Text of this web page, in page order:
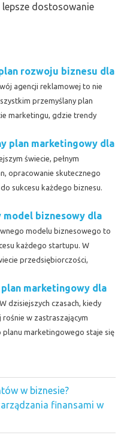
dostosowanie
rozwoju biznesu dla
agencji reklamowej to nie
przemyślany plan
marketingu, gdzie trendy
plan marketingowy dla
świecie, pełnym
opracowanie skutecznego
sukcesu każdego biznesu.
biznesowy dla
modelu biznesowego to
każdego startupu. W
przedsiębiorczości,
marketingowy dla
W dzisiejszych czasach, kiedy
rośnie w zastraszającym
marketingowego staje się
w biznesie?
finansami w